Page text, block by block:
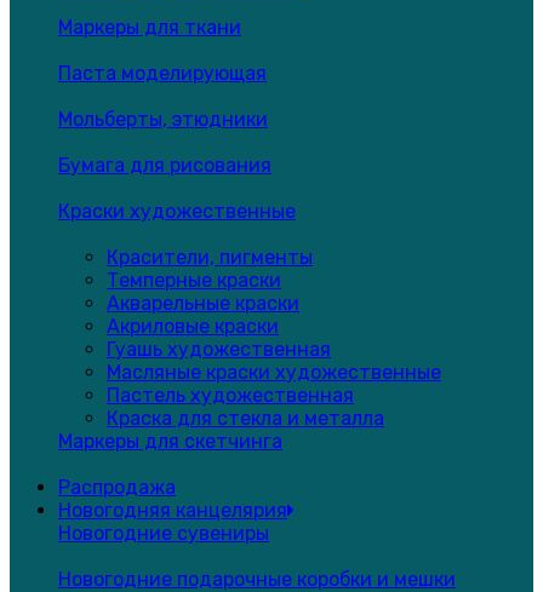
Маркеры для ткани
Паста моделирующая
Мольберты, этюдники
Бумага для рисования
Краски художественные
Красители, пигменты
Темперные краски
Акварельные краски
Акриловые краски
Гуашь художественная
Масляные краски художественные
Пастель художественная
Краска для стекла и металла
Маркеры для скетчинга
Распродажа
Новогодняя канцелярия
Новогодние сувениры
Новогодние подарочные коробки и мешки